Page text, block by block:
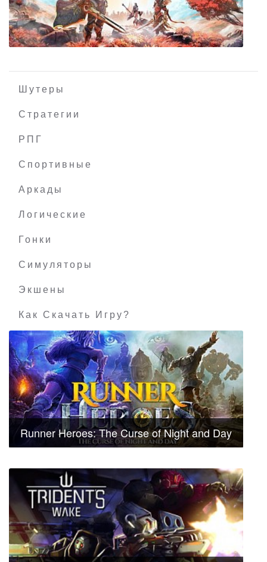
Furion Chronicles
Шутеры
Стратегии
РПГ
Спортивные
Аркады
Логические
Гонки
Симуляторы
Экшены
Как Скачать Игру?
Runner Heroes: The Curse of Night and Day